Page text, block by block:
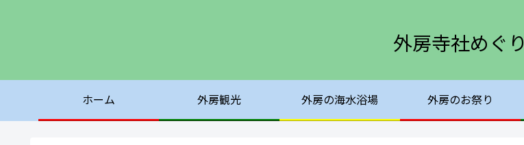
外房寺社めぐり
ホーム 外房観光 外房の海水浴場 外房のお祭り